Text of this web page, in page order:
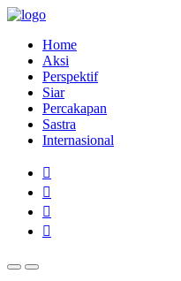
Home
Aksi
Perspektif
Siar
Percakapan
Sastra
Internasional